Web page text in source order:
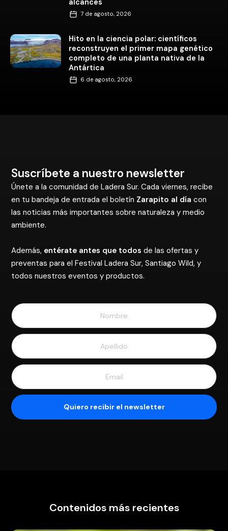
7 de agosto, 2026
Hito en la ciencia polar: científicos
reconstruyen el primer mapa genético
completo de una planta nativa de la
Antártica
6 de agosto, 2026
Suscríbete a nuestro newsletter
Únete a la comunidad de Ladera Sur. Cada viernes, recibe
en tu bandeja de entrada el boletín Zarapito al día con
las noticias más importantes sobre naturaleza y medio
ambiente.
Además, entérate antes que todos de las ofertas y
preventas para el Festival Ladera Sur, Santiago Wild, y
todos nuestros eventos y productos.
Contenidos más recientes